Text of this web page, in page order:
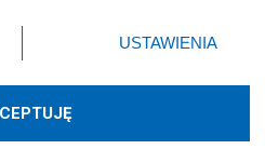
W3media.pl
ustawień prywatności
rogu strony
nie wymagają zgody
sprzeciwić się takiemu
USTAWIENIA